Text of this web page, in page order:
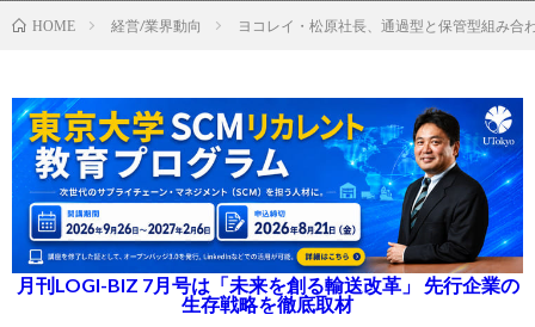
HOME 経営/業界動向 ヨコレイ・松原社長、通過型と保管型組み合
月刊LOGI-BIZ 7月号は「未来を創る輸送改革」 先行企業の
生存戦略を徹底取材